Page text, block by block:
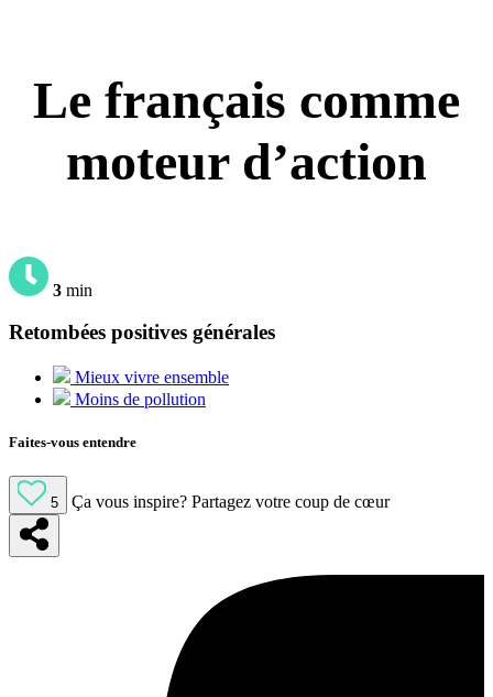
Le français comme
moteur d’action
3 min
Retombées positives générales
Mieux vivre ensemble
Moins de pollution
Faites-vous entendre
5 Ça vous inspire? Partagez votre coup de cœur